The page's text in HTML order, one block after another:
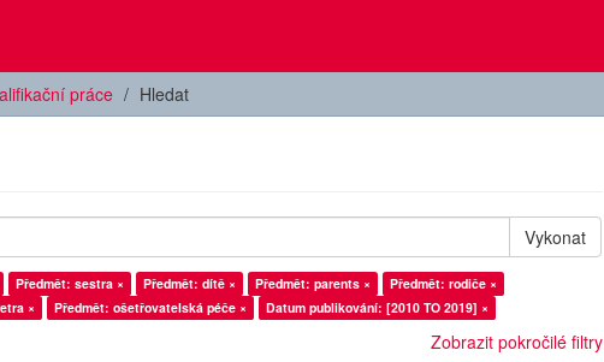
práce Hledat
Vykonat
Předmět: sestra × Předmět: dítě × Předmět: parents ×
Předmět: rodiče ×
× Předmět: ošetřovatelská péče × Datum publikování: [2010 TO 2019] ×
Zobrazit pokročilé filtry